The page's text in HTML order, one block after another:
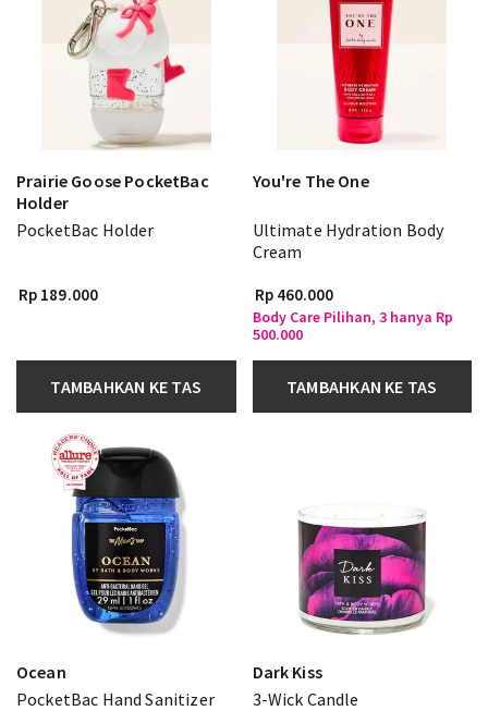
Prairie Goose PocketBac
Holder
PocketBac Holder
Rp 189.000
TAMBAHKAN KE TAS
You're The One
Ultimate Hydration Body
Cream
Rp 460.000
Body Care Pilihan, 3 hanya Rp
500.000
TAMBAHKAN KE TAS
Ocean
PocketBac Hand Sanitizer
Dark Kiss
3-Wick Candle